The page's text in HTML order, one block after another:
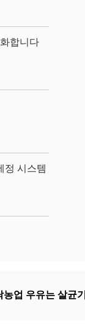
합니다
정 시스템
농업 우유는 살균